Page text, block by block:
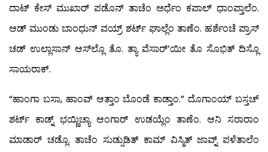
ದಾಟ್ ಕೇಸ್ ಮುಖಾರ್ ಪಡೊನ್ ತಾಚೆಂ ಅರ್ಧೆಂ ಕಪಾಲ್ ಧಾಂಪ್ತಾಲೆಂ.
ಆಡ್ ಮುಂಡು ಬಾಂಧುನ್ ವಯ್ರ್ ಶರ್ಟ್ ಘಾಲ್ಲೆಂ ತಾಣೆಂ. ಹರ್ಶೆಂಚೆ ಪ್ರಾಸ್
ಚಡ್ ಉಲ್ಲಾಸಾನ್ ಆಸ್‍ಲ್ಲೊ ತೊ. ತ್ಯಾ ವೆಸಾರ್’ಯೀ ತೊ ಸೊಭಿತ್ ದಿಸ್ಲೊ
ಸಾಯರಾಕ್.
“ಹಾಂಗಾ ಬಸಾ, ಹಾಂವ್ ಆತ್ತಾಂ ಬೊಂಡೆ ಕಾಡ್ತಾಂ.” ದೊಗಾಂಯ್ ಬಸ್ತಚ್
ಶರ್ಟ್ ಕಾಡ್ನ್ ಭಯ್ಣಿಚ್ಯಾ ಆಂಗಾರ್ ಉಡಯ್ಲೆಂ ತಾಣೆಂ. ಆನಿ ಸರಾರಾಂ
ಮಾಡಾರ್ ಚಡ್ಲೊ. ತಾಚೆಂ ಸುಡ್ಸುಡಿತ್ ಕಾಮ್ ವಿಸ್ಮಿತ್ ಜಾವ್ನ್ ಪಳೆತಾಲೆಂ